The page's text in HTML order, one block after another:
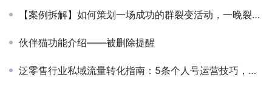
【案例拆解】如何策划一场成功的群裂变活动，一晚裂变100+社群？
伙伴猫功能介绍——被删除提醒
泛零售行业私域流量转化指南：5条个人号运营技巧，引爆流量池！